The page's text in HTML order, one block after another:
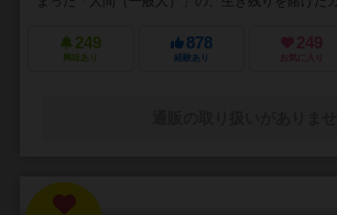
249
興味あり
878
経験あり
249
お気に入り